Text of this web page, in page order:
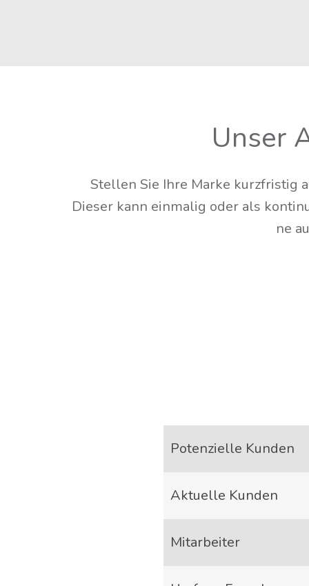
Unser
Stel­len Sie Ihre Mar­ke kurz­fris­tig
Die­ser kann ein­ma­lig oder als
ne
Poten­zi­el­le Kunden
Aktu­el­le Kunden
Mit­ar­bei­ter